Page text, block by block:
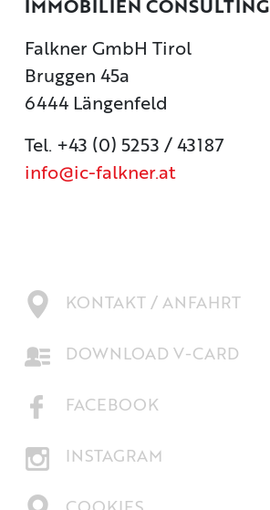
IMMOBILIEN CONSULTING
Falkner GmbH Tirol
Bruggen 45a
6444 Längenfeld
Tel. +43 (0) 5253 / 43187
info@ic-falkner.at
KONTAKT / ANFAHRT
DOWNLOAD V-CARD
FACEBOOK
INSTAGRAM